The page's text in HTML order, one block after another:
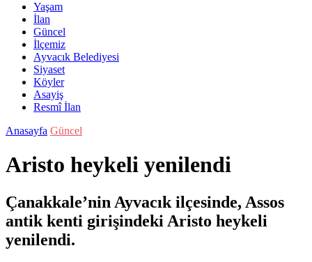
Yaşam
İlan
Güncel
İlçemiz
Ayvacık Belediyesi
Siyaset
Köyler
Asayiş
Resmî İlan
Anasayfa Güncel
Aristo heykeli yenilendi
Çanakkale’nin Ayvacık ilçesinde, Assos
antik kenti girişindeki Aristo heykeli
yenilendi.